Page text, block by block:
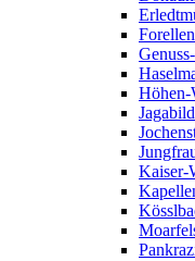
Höhen-
Kaiser-